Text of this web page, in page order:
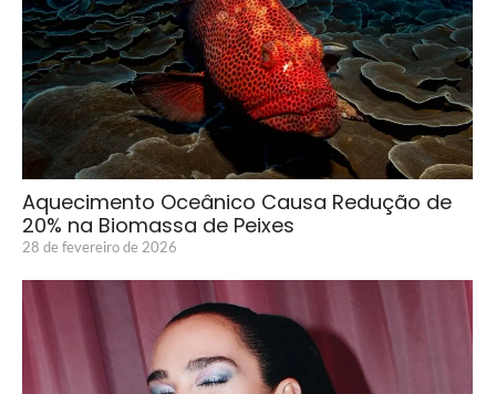
Aquecimento Oceânico Causa Redução de
20% na Biomassa de Peixes
28 de fevereiro de 2026